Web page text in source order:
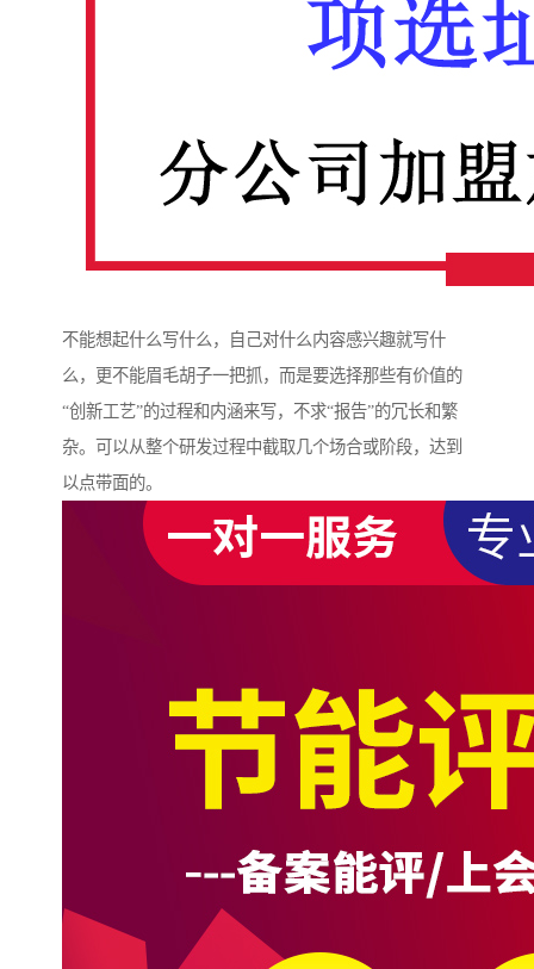
不能想起什么写什么，自己对什么内容感兴趣就写什
么，更不能眉毛胡子一把抓，而是要选择那些有价值的
“创新工艺”的过程和内涵来写，不求“报告”的冗长和繁
杂。可以从整个研发过程中截取几个场合或阶段，达到
以点带面的。